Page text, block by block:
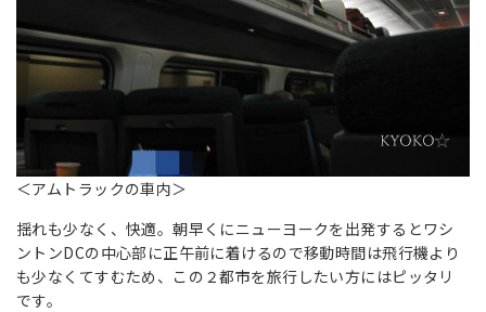
＜アムトラックの車内＞
揺れも少なく、快適。朝早くにニューヨークを出発するとワシ
ントンDCの中心部に正午前に着けるので移動時間は飛行機より
も少なくてすむため、この２都市を旅行したい方にはピッタリ
です。